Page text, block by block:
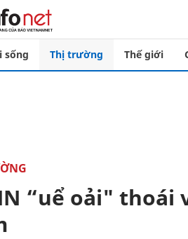
sống Thị trường Thế giới
“uể oải" thoái